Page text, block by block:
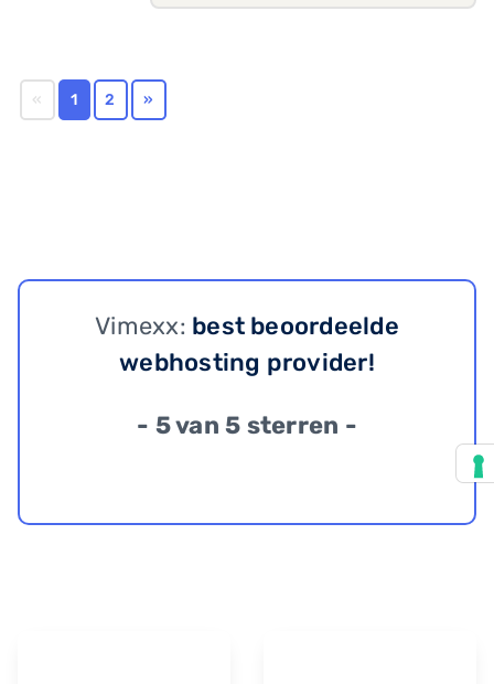
« 1 2 »
Vimexx: best beoordeelde
webhosting provider!
- 5 van 5 sterren -